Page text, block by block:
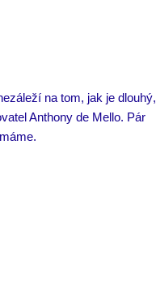
na tom, jak je dlouhý,
Anthony de Mello. Pár